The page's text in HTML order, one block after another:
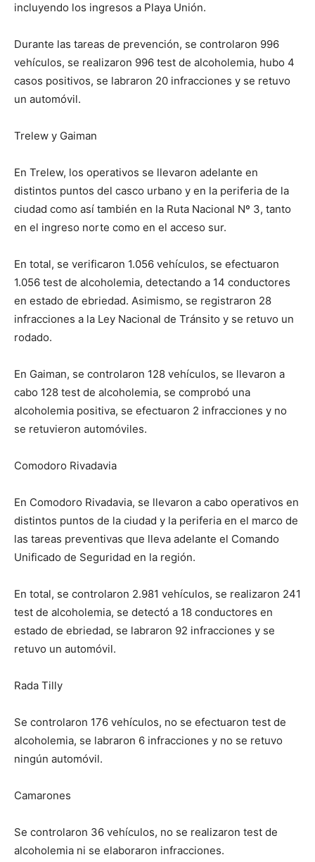
incluyendo los ingresos a Playa Unión.
Durante las tareas de prevención, se controlaron 996
vehículos, se realizaron 996 test de alcoholemia, hubo 4
casos positivos, se labraron 20 infracciones y se retuvo
un automóvil.
Trelew y Gaiman
En Trelew, los operativos se llevaron adelante en
distintos puntos del casco urbano y en la periferia de la
ciudad como así también en la Ruta Nacional Nº 3, tanto
en el ingreso norte como en el acceso sur.
En total, se verificaron 1.056 vehículos, se efectuaron
1.056 test de alcoholemia, detectando a 14 conductores
en estado de ebriedad. Asimismo, se registraron 28
infracciones a la Ley Nacional de Tránsito y se retuvo un
rodado.
En Gaiman, se controlaron 128 vehículos, se llevaron a
cabo 128 test de alcoholemia, se comprobó una
alcoholemia positiva, se efectuaron 2 infracciones y no
se retuvieron automóviles.
Comodoro Rivadavia
En Comodoro Rivadavia, se llevaron a cabo operativos en
distintos puntos de la ciudad y la periferia en el marco de
las tareas preventivas que lleva adelante el Comando
Unificado de Seguridad en la región.
En total, se controlaron 2.981 vehículos, se realizaron 241
test de alcoholemia, se detectó a 18 conductores en
estado de ebriedad, se labraron 92 infracciones y se
retuvo un automóvil.
Rada Tilly
Se controlaron 176 vehículos, no se efectuaron test de
alcoholemia, se labraron 6 infracciones y no se retuvo
ningún automóvil.
Camarones
Se controlaron 36 vehículos, no se realizaron test de
alcoholemia ni se elaboraron infracciones.